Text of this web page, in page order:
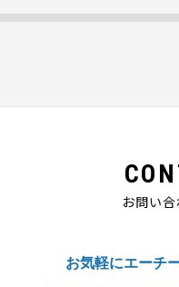
お問い
お気軽にエーチ